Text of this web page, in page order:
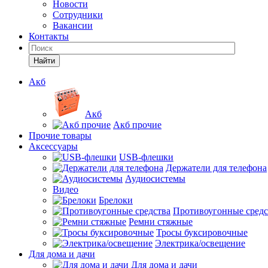
Новости
Сотрудники
Вакансии
Контакты
Найти
Акб
Акб
Акб прочие
Прочие товары
Аксессуары
USB-флешки
Держатели для телефона
Аудиосистемы
Видео
Брелоки
Противоугонные
Ремни стяжные
Тросы буксировочные
Электрика/освещение
Для дома и дачи
Для дома и дачи